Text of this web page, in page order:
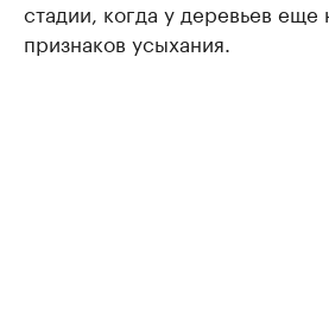
стадии, когда у деревьев еще
признаков усыхания.